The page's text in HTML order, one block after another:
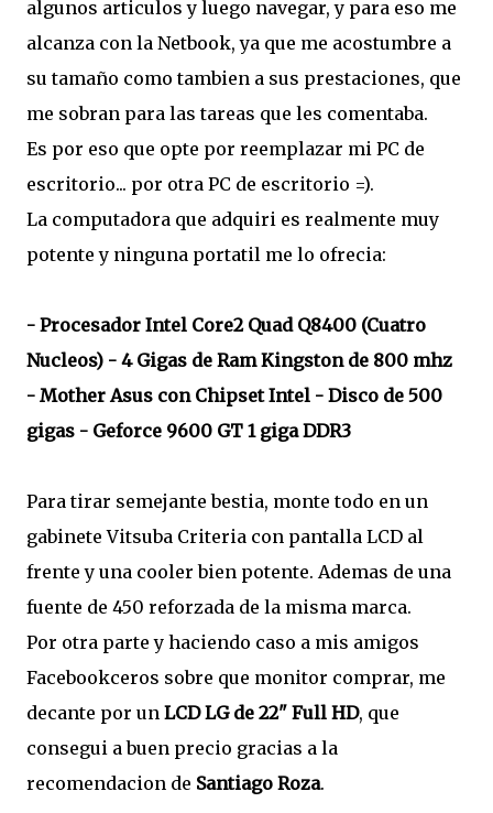
algunos articulos y luego navegar, y para eso me
alcanza con la Netbook, ya que me acostumbre a
su tamaño como tambien a sus prestaciones, que
me sobran para las tareas que les comentaba.
Es por eso que opte por reemplazar mi PC de
escritorio... por otra PC de escritorio =).
La computadora que adquiri es realmente muy
potente y ninguna portatil me lo ofrecia:
- Procesador Intel Core2 Quad Q8400 (Cuatro
Nucleos) - 4 Gigas de Ram Kingston de 800 mhz
- Mother Asus con Chipset Intel - Disco de 500
gigas - Geforce 9600 GT 1 giga DDR3
Para tirar semejante bestia, monte todo en un
gabinete Vitsuba Criteria con pantalla LCD al
frente y una cooler bien potente. Ademas de una
fuente de 450 reforzada de la misma marca.
Por otra parte y haciendo caso a mis amigos
Facebookceros sobre que monitor comprar, me
decante por un LCD LG de 22" Full HD, que
consegui a buen precio gracias a la
recomendacion de Santiago Roza.